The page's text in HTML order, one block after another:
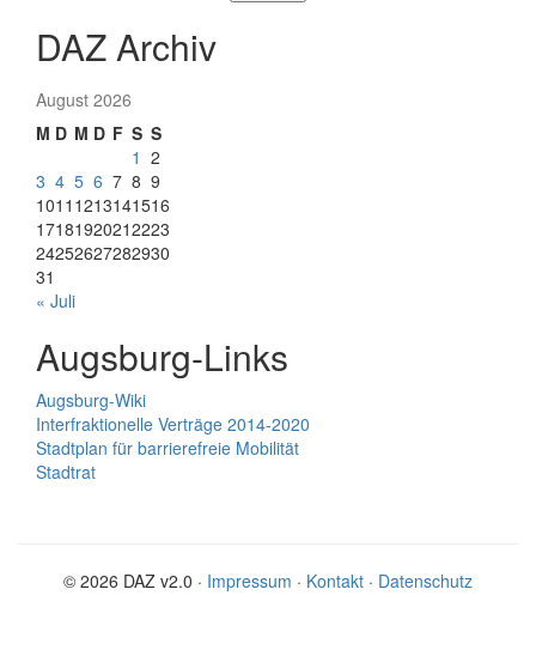
DAZ Archiv
August 2026
M D M D F S S
1 2
3 4 5 6 7 8 9
1011 1213141516
17181920212223
24252627282930
31
« Juli
Augsburg-Links
Augsburg-Wiki
Interfraktionelle Verträge 2014-2020
Stadtplan für barrierefreie Mobilität
Stadtrat
© 2026 DAZ v2.0 · Impressum · Kontakt · Datenschutz